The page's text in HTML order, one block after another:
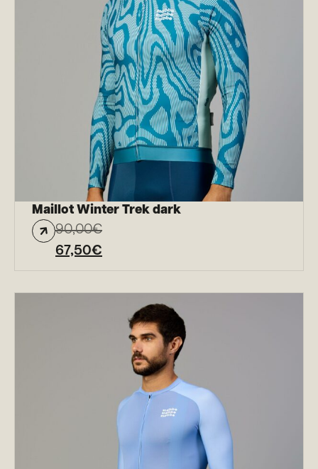
Maillot Winter Trek dark
90,00€
67,50€